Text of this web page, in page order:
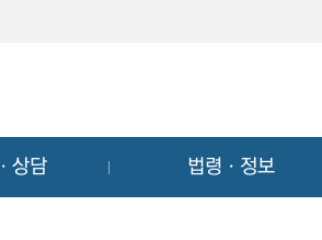
상담 법령ㆍ정보